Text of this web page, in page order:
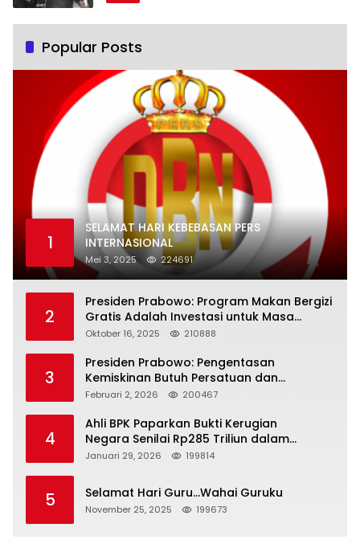
Popular Posts
1
SELAMAT HARI KEBEBASAN PERS
INTERNASIONAL
Mei 3, 2025 224691
2
Presiden Prabowo: Program Makan Bergizi
Gratis Adalah Investasi untuk Masa
Depan Bangsa
Oktober 16, 2025 210888
3
Presiden Prabowo: Pengentasan
Kemiskinan Butuh Persatuan dan
Kepemimpinan yang Bertanggung Jawab
Februari 2, 2026 200467
4
Ahli BPK Paparkan Bukti Kerugian
Negara Senilai Rp285 Triliun dalam
Persidangan Korupsi PT Pertamina
Januari 29, 2026 199814
5 Selamat Hari Guru…Wahai Guruku
November 25, 2025 199673